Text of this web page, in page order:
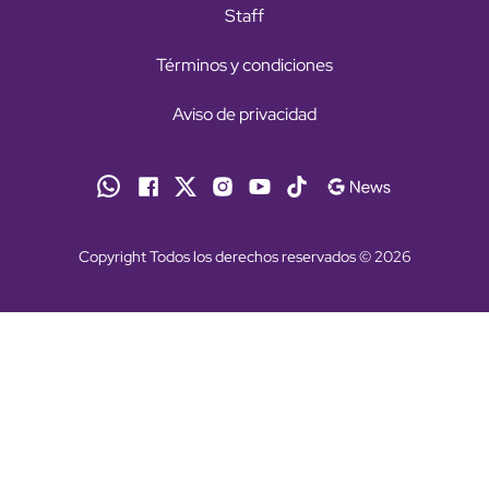
Staff
Términos y condiciones
Aviso de privacidad
Copyright Todos los derechos reservados © 2026